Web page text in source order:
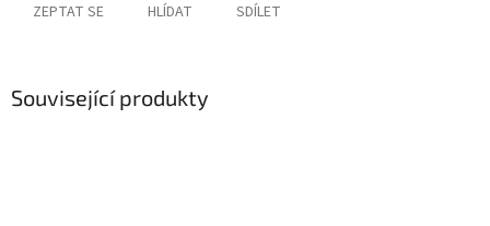
ZEPTAT SE HLÍDAT SDÍLET
Související produkty